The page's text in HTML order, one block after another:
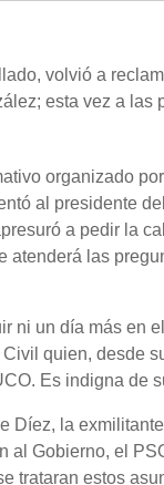
volvió a
esta vez a las
organizado
al presidente
a pedir la
atenderá las
ni un día más en
quien, desde
Es indigna de
Díez, la
al Gobierno, el
trataran estos